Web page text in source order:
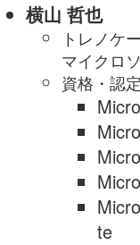
横山 哲也
トレノケ
マイクロ
資格・認定
te